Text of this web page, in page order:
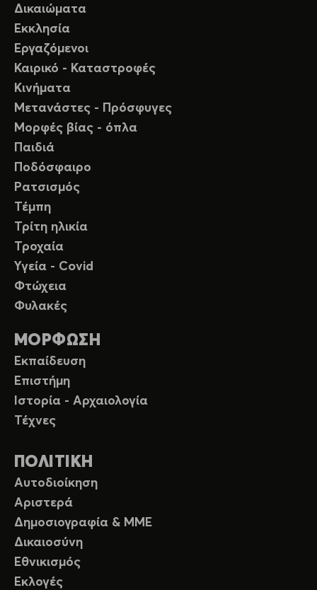
Δικαιώματα
Εκκλησία
Εργαζόμενοι
Καιρικό - Καταστροφές
Κινήματα
Μετανάστες - Πρόσφυγες
Μορφές βίας - όπλα
Παιδιά
Ποδόσφαιρο
Ρατσισμός
Τέμπη
Τρίτη ηλικία
Τροχαία
Υγεία - Covid
Φτώχεια
Φυλακές
ΜΟΡΦΩΣΗ
Εκπαίδευση
Επιστήμη
Ιστορία - Αρχαιολογία
Τέχνες
ΠΟΛΙΤΙΚΗ
Αυτοδιοίκηση
Αριστερά
Δημοσιογραφία & ΜΜΕ
Δικαιοσύνη
Εθνικισμός
Εκλογές